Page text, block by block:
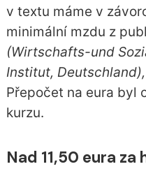
v textu máme v
minimální mzdu z
(Wirtschafts-und
Institut,
Přepočet na eura byl
kurzu.
Nad 11,50 eura za